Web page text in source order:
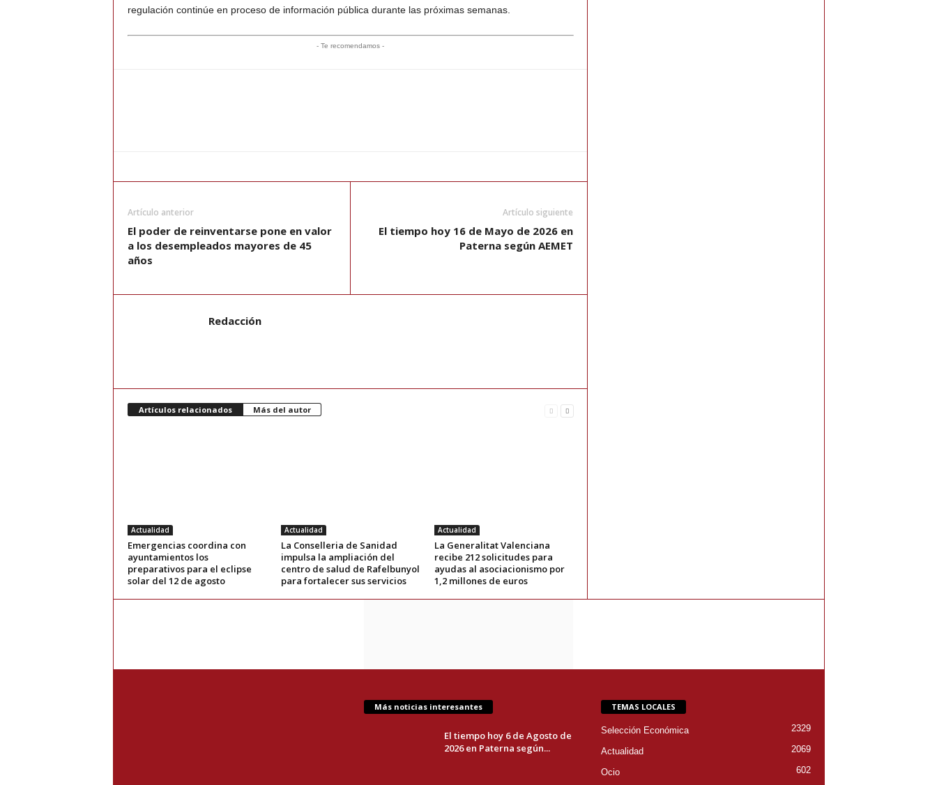
regulación continúe en proceso de información pública durante las próximas semanas.
- Te recomendamos -
Artículo anterior
El poder de reinventarse pone en valor
a los desempleados mayores de 45
años
Artículo siguiente
El tiempo hoy 16 de Mayo de 2026 en
Paterna según AEMET
Redacción
Artículos relacionados Más del autor
Actualidad
Emergencias coordina con
ayuntamientos los
preparativos para el eclipse
solar del 12 de agosto
Actualidad
La Conselleria de Sanidad
impulsa la ampliación del
centro de salud de Rafelbunyol
para fortalecer sus servicios
Actualidad
La Generalitat Valenciana
recibe 212 solicitudes para
ayudas al asociacionismo por
1,2 millones de euros
Más noticias interesantes
El tiempo hoy 6 de Agosto de
2026 en Paterna según...
TEMAS LOCALES
Selección Económica 2329
Actualidad 2069
Ocio 602